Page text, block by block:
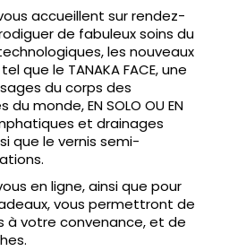
accueillent sur rendez-
de fabuleux soins du
les nouveaux
que le TANAKA FACE, une
du corps des
monde, EN SOLO OU EN
et drainages
que le vernis semi-
en ligne, ainsi que pour
vous permettront de
à votre convenance, et de